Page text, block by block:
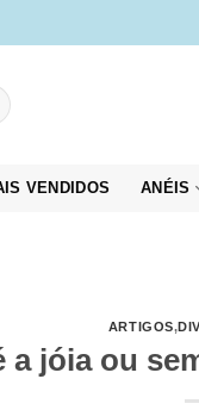
VENDIDOS ANÉIS
ARTIGOS,
a jóia ou